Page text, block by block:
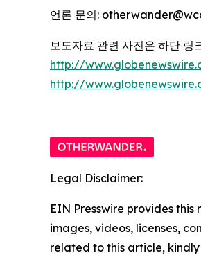
언론 문의:
보도자료 관련 사진은 하단 링
http://
http://
Legal Disclaimer:
EIN Presswire provides
images, videos, licenses,
related to this article,